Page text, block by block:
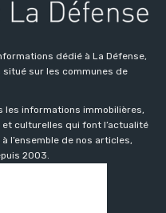
dédié à La Défense,
situé sur les communes de
les informations immobilières,
culturelles qui font l’actualité
l’ensemble de nos articles,
2003.